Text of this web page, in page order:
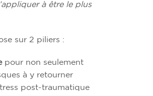
à être le plus
sur 2 piliers :
pour non seulement
à y retourner
post-traumatique